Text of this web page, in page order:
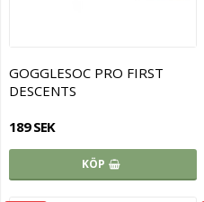
GOGGLESOC PRO FIRST
DESCENTS
189 SEK
KÖP